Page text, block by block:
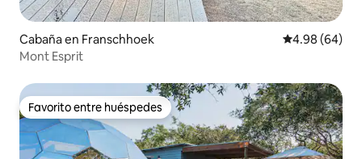
Cabaña en Franschhoek Calificación
4.98 (64)
Mont Esprit
Favorito entre huéspedes
Favorito entre huéspedes